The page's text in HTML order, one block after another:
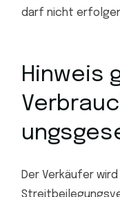
darf nicht
Hinweis
Der Verkäufer